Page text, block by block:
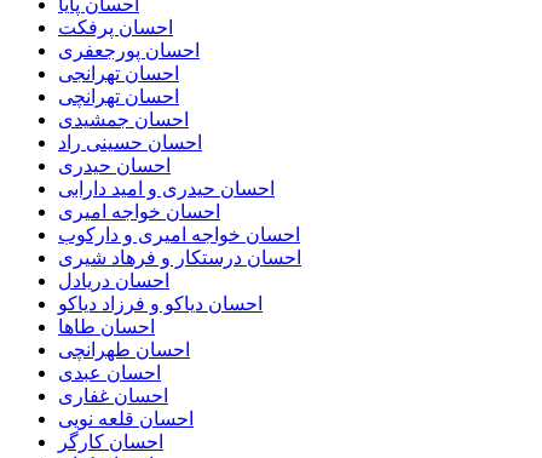
احسان پرفکت
احسان پورجعفری
احسان تهرانجی
احسان تهرانچی
احسان جمشیدی
احسان حسینی راد
احسان حیدری
احسان حیدری و امید دارابی
احسان خواجه امیری
احسان خواجه امیری و دارکوب
احسان درستكار و فرهاد شيرى
احسان دریادل
احسان دیاکو و فرزاد دیاکو
احسان طاها
احسان طهرانچی
احسان عبدی
احسان غفاری
احسان قلعه نویی
احسان کارگر